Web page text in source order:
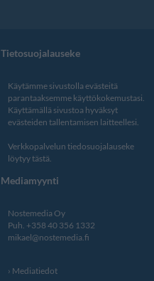
Tietosuojalauseke
Käytämme sivustolla evästeitä
parantaaksemme käyttökokemustasi.
Käyttämällä sivustoa hyväksyt
evästeiden tallentamisen laitteellesi.
Verkkopalvelun tiedosuojalauseke
löytyy tästä.
Mediamyynti
Nostemedia Oy
Puh. +358 40 356 1332
mikael@nostemedia.fi
Mediatiedot